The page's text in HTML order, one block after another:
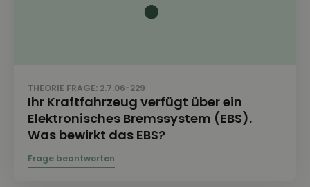
THEORIE FRAGE: 2.7.06-229
Ihr Kraftfahrzeug verfügt über ein
Elektronisches Bremssystem (EBS).
Was bewirkt das EBS?